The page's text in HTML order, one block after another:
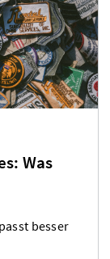
Was
besser